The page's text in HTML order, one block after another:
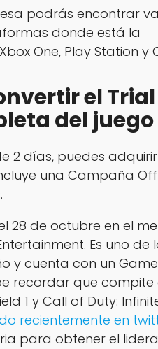
podrás encontrar
donde está la
One, Play Station y
el
del juego
2 días, puedes
una Campaña
28 de octubre en el
Es uno de
y cuenta con un
recordar que compite
1 y Call of Duty:
recientemente en
para obtener el